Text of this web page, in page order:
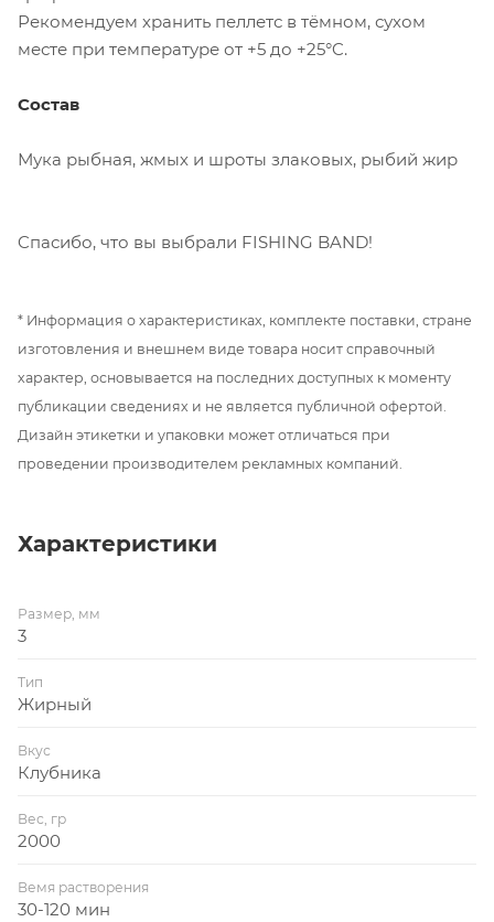
Рекомендуем хранить пеллетс в тёмном, сухом
месте при температуре от +5 до +25°C.
Состав
Мука рыбная, жмых и шроты злаковых, рыбий жир
Cпасибо, что вы выбрали FISHING BAND!
* Информация о характеристиках, комплекте поставки, стране
изготовления и внешнем виде товара носит справочный
характер, основывается на последних доступных к моменту
публикации сведениях и не является публичной офертой.
Дизайн этикетки и упаковки может отличаться при
проведении производителем рекламных компаний.
Характеристики
Размер, мм
3
Тип
Жирный
Вкус
Клубника
Вес, гр
2000
Вемя растворения
30-120 мин